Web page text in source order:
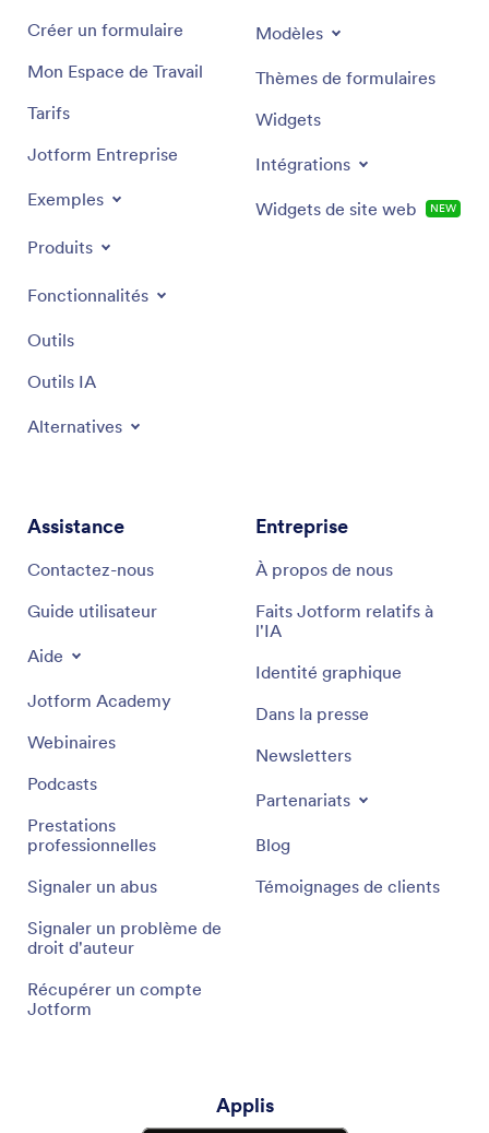
Créer un formulaire
Mon Espace de Travail
Tarifs
Jotform Entreprise
Exemples
Produits
Fonctionnalités
Outils
Outils IA
Alternatives
Modèles
Thèmes de formulaires
Widgets
Intégrations
Widgets de site web NEW
Assistance
Contactez-nous
Guide utilisateur
Aide
Jotform Academy
Webinaires
Podcasts
Prestations
professionnelles
Signaler un abus
Signaler un problème de
droit d'auteur
Récupérer un compte
Jotform
Entreprise
À propos de nous
Faits Jotform relatifs à
l'IA
Identité graphique
Dans la presse
Newsletters
Partenariats
Blog
Témoignages de clients
Applis